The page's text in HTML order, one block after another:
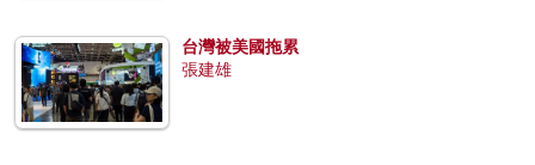
台灣被美國拖累
張建雄